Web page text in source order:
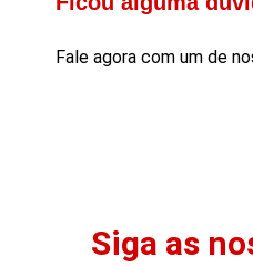
Fale agora com um de
Siga as